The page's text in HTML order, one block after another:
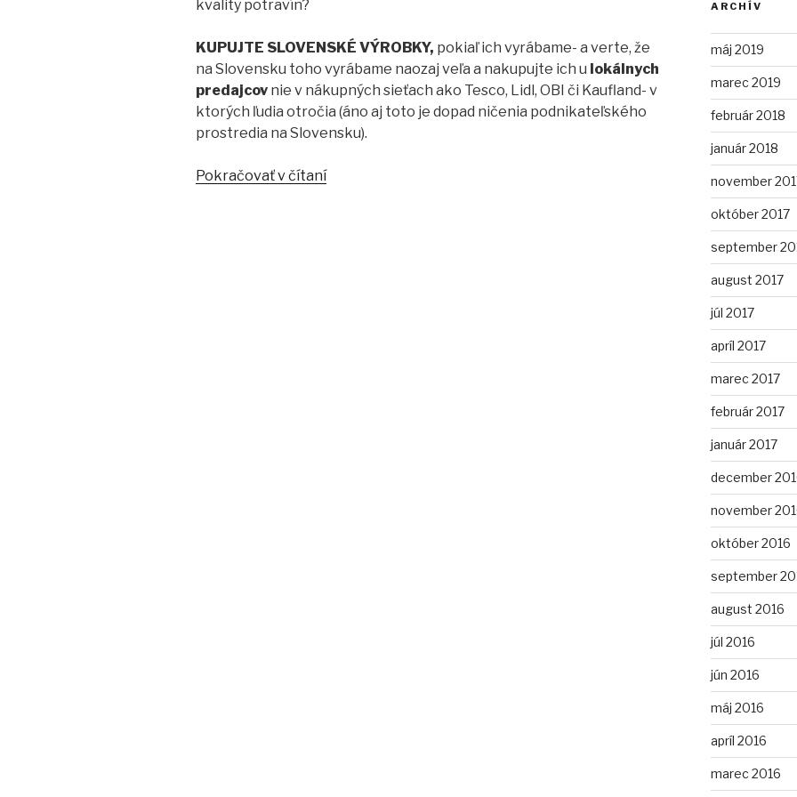
kvality potravín?
KUPUJTE SLOVENSKÉ VÝROBKY, pokiaľ ich vyrábame- a verte, že
na Slovensku toho vyrábame naozaj veľa a nakupujte ich u lokálnych
predajcov nie v nákupných sieťach ako Tesco, Lidl, OBI či Kaufland- v
ktorých ľudia otročia (áno aj toto je dopad ničenia podnikateľského
prostredia na Slovensku).
Pokračovať v čítaní“Kvalita
ARCHÍV
máj 2019
marec 2019
február 2018
január 2018
november
október 2017
september
august 2017
júl 2017
apríl 2017
marec 2017
február 2017
január 2017
december
november
október 2016
september
august 2016
júl 2016
jún 2016
máj 2016
apríl 2016
marec 2016